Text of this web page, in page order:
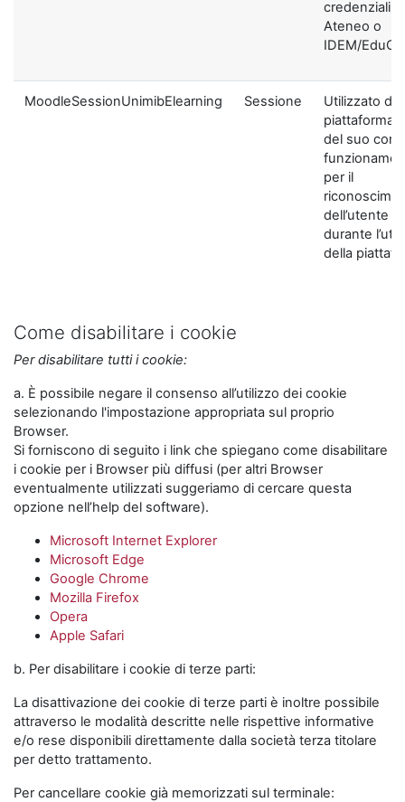
credenziali di
Ateneo o
IDEM/
MoodleSessionUnimibElearning Sessione
Utilizzato
piattaforma
del suo
per il
dell’utente
durante
della
Come disabilitare i cookie
Per disabilitare tutti i cookie:
a. È possibile negare il consenso all’utilizzo dei cookie
selezionando l'impostazione appropriata sul proprio
Browser.
Si forniscono di seguito i link che spiegano come disabilitare
i cookie per i Browser più diffusi (per altri Browser
eventualmente utilizzati suggeriamo di cercare questa
opzione nell’help del software).
Microsoft Internet Explorer
Microsoft Edge
Google Chrome
Mozilla Firefox
Opera
Apple Safari
b. Per disabilitare i cookie di terze parti:
La disattivazione dei cookie di terze parti è inoltre possibile
attraverso le modalità descritte nelle rispettive informative
e/o rese disponibili direttamente dalla società terza titolare
per detto trattamento.
Per cancellare cookie già memorizzati sul terminale: